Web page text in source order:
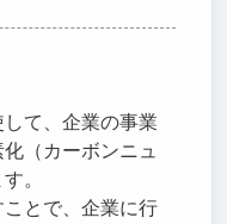
て、企業の事業
（カーボンニュ
。
とで、企業に行